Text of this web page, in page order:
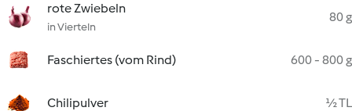
rote Zwiebeln
in Vierteln
80 g
Faschiertes (vom Rind) 600 - 800 g
Chilipulver ½ TL